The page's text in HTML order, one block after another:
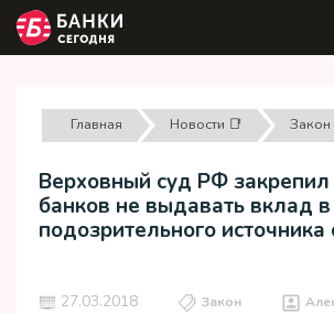
Главная Новости 📑 Закон
Верховный суд РФ
банков не выдавать вклад
подозрительного источника
27.03.2018 Закон